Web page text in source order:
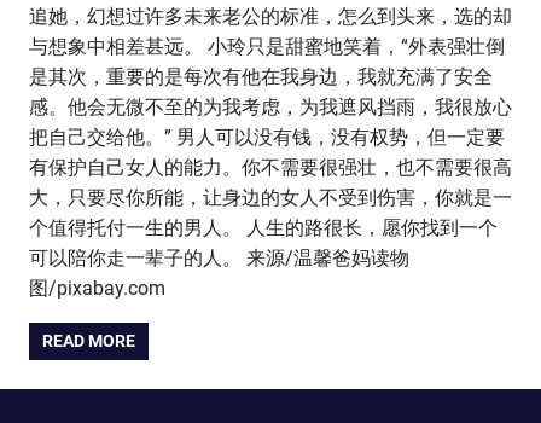
追她，幻想过许多未来老公的标准，怎么到头来，选的却
与想象中相差甚远。 小玲只是甜蜜地笑着，“外表强壮倒
是其次，重要的是每次有他在我身边，我就充满了安全
感。他会无微不至的为我考虑，为我遮风挡雨，我很放心
把自己交给他。” 男人可以没有钱，没有权势，但一定要
有保护自己女人的能力。你不需要很强壮，也不需要很高
大，只要尽你所能，让身边的女人不受到伤害，你就是一
个值得托付一生的男人。 人生的路很长，愿你找到一个
可以陪你走一辈子的人。 来源/温馨爸妈读物
图/pixabay.com
READ MORE